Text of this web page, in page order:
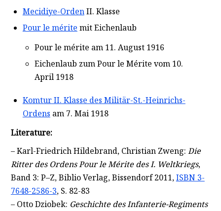
Mecidiye-OrdenII. Klasse
Pour le mérite mit Eichenlaub
Pour le mérite am 11. August 1916
Eichenlaub zum Pour le Mérite vom 10.
April 1918
Komtur II. Klasse des Militär-St.-Heinrichs-
Ordens am 7. Mai 1918
Literature:
– Karl-Friedrich Hildebrand, Christian Zweng: Die
Ritter des Ordens Pour le Mérite des I. Weltkriegs,
Band 3: P–Z, Biblio Verlag, Bissendorf 2011,ISBN 3-
7648-2586-3, S. 82-83
– Otto Dziobek: Geschichte des Infanterie-Regiments